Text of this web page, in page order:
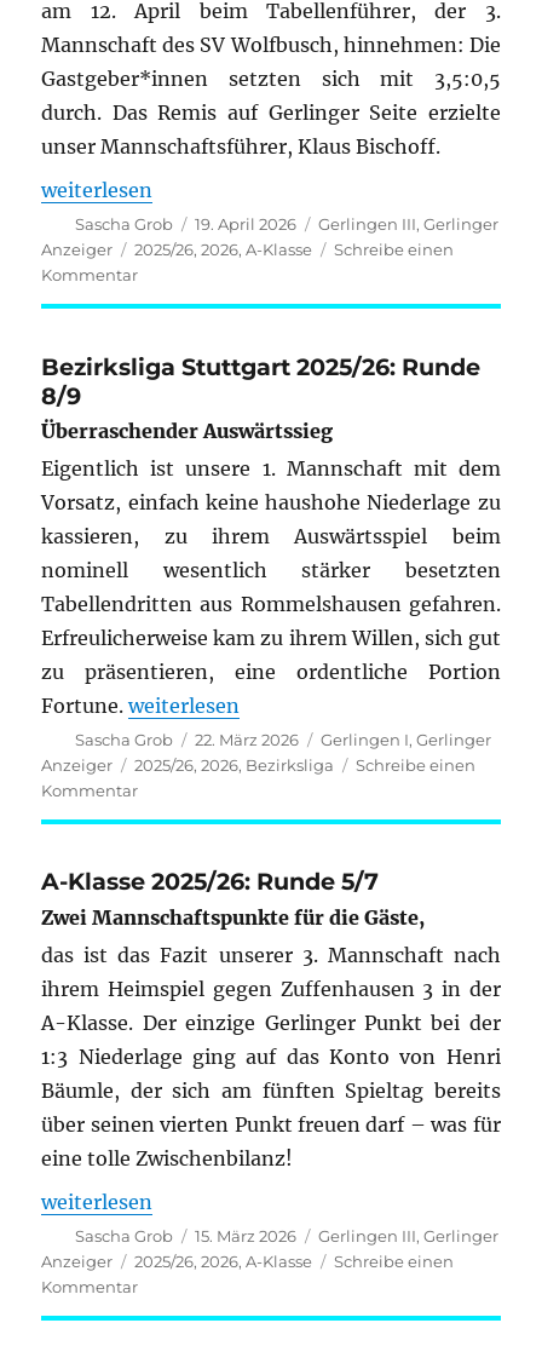
am 12. April beim Tabellenführer, der 3.
Mannschaft des SV Wolfbusch, hinnehmen: Die
Gastgeber*innen setzten sich mit 3,5:0,5
durch. Das Remis auf Gerlinger Seite erzielte
unser Mannschaftsführer, Klaus Bischoff.
„A-Klasse Stuttgart-Mitte: Runde 6/7“
weiterlesen
Autor
Sascha Grob
Veröffentlicht
am
19. April 2026 Kategorien
Gerlingen III,Gerlinger
Anzeiger
Schlagwörter
2025/26,2026,A-Klasse
Schreibe einen
Kommentarzu
A-
Mitte:
6/7
Bezirksliga Stuttgart 2025/26: Runde
8/9
Überraschender Auswärtssieg
Eigentlich ist unsere 1. Mannschaft mit dem
Vorsatz, einfach keine haushohe Niederlage zu
kassieren, zu ihrem Auswärtsspiel beim
nominell wesentlich stärker besetzten
Tabellendritten aus Rommelshausen gefahren.
Erfreulicherweise kam zu ihrem Willen, sich gut
zu präsentieren, eine ordentliche Portion
Fortune.„Bezirksliga Stuttgart 2025/26: Runde 8/
weiterlesen
Autor
Sascha Grob
Veröffentlicht
am
22. März 2026 Kategorien
Gerlingen I,Gerlinger
Anzeiger
Schlagwörter
2025/26,2026, Bezirksliga
Schreibe einen
Kommentarzu
Bezirksliga
Runde
8/9
A-Klasse 2025/26: Runde 5/7
Zwei Mannschaftspunkte für die Gäste,
das ist das Fazit unserer 3. Mannschaft nach
ihrem Heimspiel gegen Zuffenhausen 3 in der
A-Klasse. Der einzige Gerlinger Punkt bei der
1:3 Niederlage ging auf das Konto von Henri
Bäumle, der sich am fünften Spieltag bereits
über seinen vierten Punkt freuen darf – was für
eine tolle Zwischenbilanz!
„A-Klasse 2025/26: Runde 5/7“
weiterlesen
Autor
Sascha Grob
Veröffentlicht
am
15. März 2026 Kategorien
Gerlingen III,Gerlinger
Anzeiger
Schlagwörter
2025/26,2026,A-Klasse
Schreibe einen
Kommentarzu